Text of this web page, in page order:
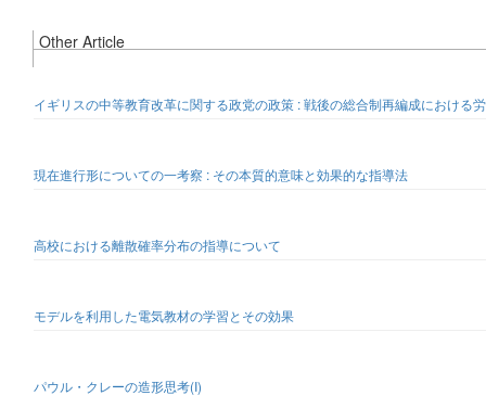
Other Article
イギリスの中等教育改革に関する政党の政策 : 戦後の総合制再編成における
現在進行形についての一考察 : その本質的意味と効果的な指導法
高校における離散確率分布の指導について
モデルを利用した電気教材の学習とその効果
パウル・クレーの造形思考(I)